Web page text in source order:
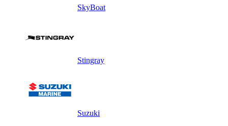
SkyBoat
Stingray
Suzuki